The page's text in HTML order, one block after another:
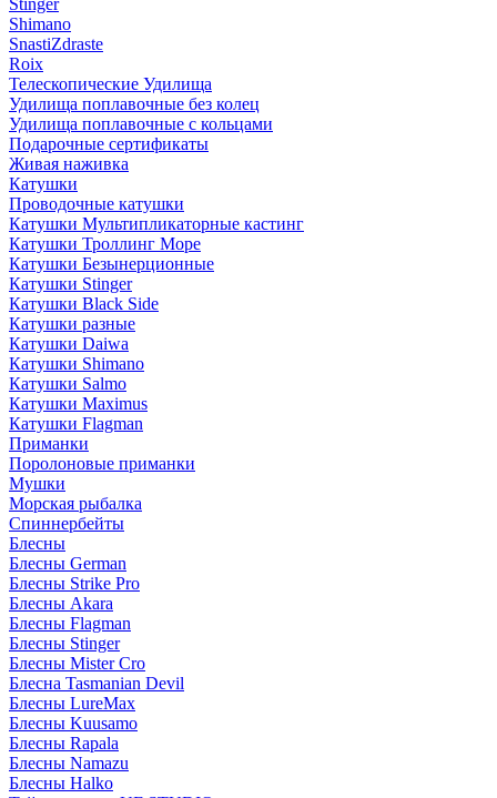
Stinger
Shimano
SnastiZdraste
Roix
Телескопические Удилища
Удилища поплавочные без колец
Удилища поплавочные с кольцами
Подарочные сертификаты
Живая наживка
Катушки
Проводочные катушки
Катушки Мультипликаторные кастинг
Катушки Троллинг Море
Катушки Безынерционные
Катушки Stinger
Катушки Black Side
Катушки разные
Катушки Daiwa
Катушки Shimano
Катушки Salmo
Катушки Maximus
Катушки Flagman
Приманки
Поролоновые приманки
Мушки
Морская рыбалка
Спиннербейты
Блесны
Блесны German
Блесны Strike Pro
Блесны Akara
Блесны Flagman
Блесны Stinger
Блесны Mister Cro
Блесна Tasmanian Devil
Блесны LureMax
Блесны Kuusamo
Блесны Rapala
Блесны Namazu
Блесны Halko